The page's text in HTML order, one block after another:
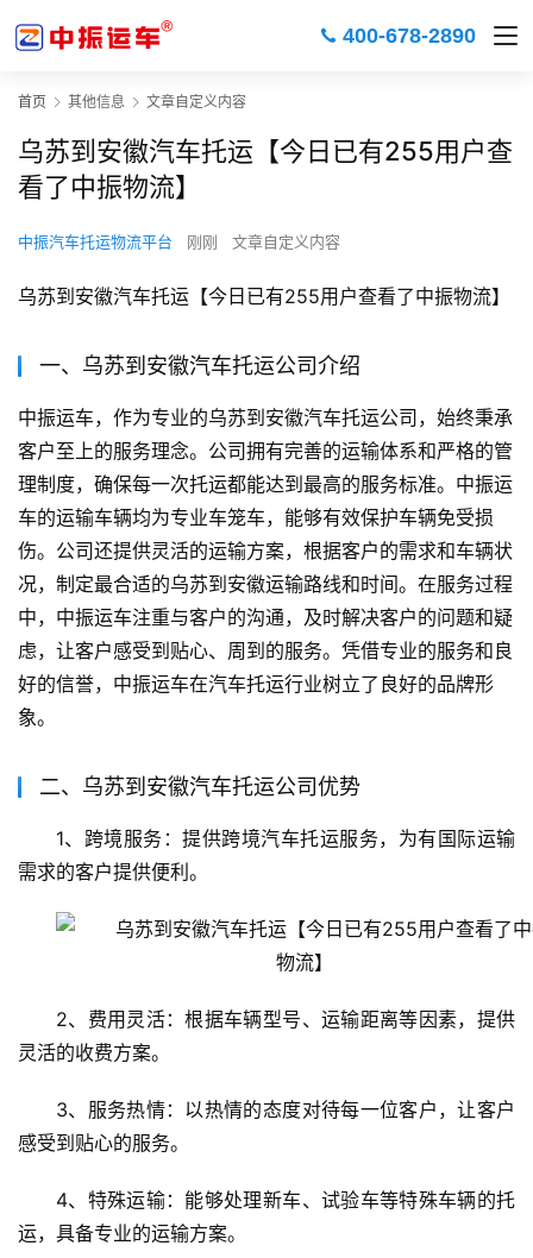
400-678-2890
首页 其他信息 文章自定义内容
乌苏到安徽汽车托运【今日已有255用户查
看了中振物流】
中振汽车托运物流平台 刚刚 文章自定义内容
乌苏到安徽汽车托运【今日已有255用户查看了中振物流】
一、乌苏到安徽汽车托运公司介绍
中振运车，作为专业的乌苏到安徽汽车托运公司，始终秉承
客户至上的服务理念。公司拥有完善的运输体系和严格的管
理制度，确保每一次托运都能达到最高的服务标准。中振运
车的运输车辆均为专业车笼车，能够有效保护车辆免受损
伤。公司还提供灵活的运输方案，根据客户的需求和车辆状
况，制定最合适的乌苏到安徽运输路线和时间。在服务过程
中，中振运车注重与客户的沟通，及时解决客户的问题和疑
虑，让客户感受到贴心、周到的服务。凭借专业的服务和良
好的信誉，中振运车在汽车托运行业树立了良好的品牌形
象。
二、乌苏到安徽汽车托运公司优势
1、跨境服务：提供跨境汽车托运服务，为有国际运输
需求的客户提供便利。
2、费用灵活：根据车辆型号、运输距离等因素，提供
灵活的收费方案。
3、服务热情：以热情的态度对待每一位客户，让客户
感受到贴心的服务。
4、特殊运输：能够处理新车、试验车等特殊车辆的托
运，具备专业的运输方案。